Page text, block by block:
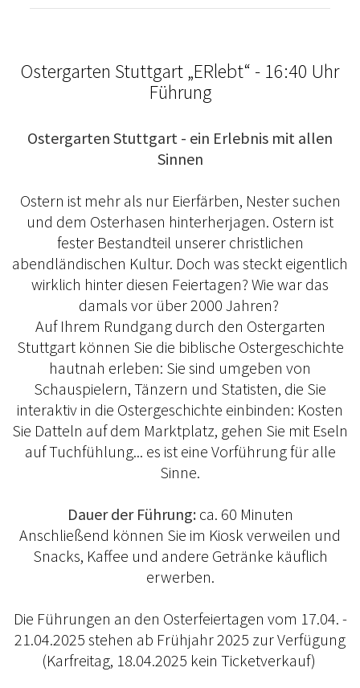
Ostergarten Stuttgart „ERlebt“ - 16:40 Uhr
Führung
Ostergarten Stuttgart - ein Erlebnis mit allen
Sinnen
Ostern ist mehr als nur Eierfärben, Nester suchen
und dem Osterhasen hinterherjagen. Ostern ist
fester Bestandteil unserer christlichen
abendländischen Kultur. Doch was steckt eigentlich
wirklich hinter diesen Feiertagen? Wie war das
damals vor über 2000 Jahren?
Auf Ihrem Rundgang durch den Ostergarten
Stuttgart können Sie die biblische Ostergeschichte
hautnah erleben: Sie sind umgeben von
Schauspielern, Tänzern und Statisten, die Sie
interaktiv in die Ostergeschichte einbinden: Kosten
Sie Datteln auf dem Marktplatz, gehen Sie mit Eseln
auf Tuchfühlung... es ist eine Vorführung für alle
Sinne.
Dauer der Führung:ca. 60 Minuten
Anschließend können Sie im Kiosk verweilen und
Snacks, Kaffee und andere Getränke käuflich
erwerben.
Die Führungen an den Osterfeiertagen vom 17.04. -
21.04.2025 stehen ab Frühjahr 2025 zur Verfügung
(Karfreitag, 18.04.2025 kein Ticketverkauf)